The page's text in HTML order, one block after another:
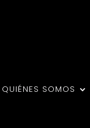
QUIÉNES SOMOS